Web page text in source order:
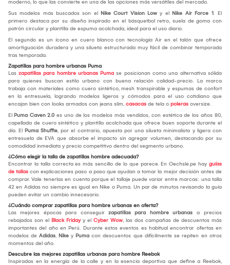
moderno, lo que las convierte en una de las opciones más versátiles del mercado.
Sus modelos más buscados son el Nike Court Vision Low y el Nike Air Force 1. El
primero destaca por su diseño inspirado en el básquetbol retro, suela de goma con
patrón circular y plantilla de espuma acolchada, ideal para el uso diario.
El segundo es un ícono en cuero blanco con tecnología Air en el talón que ofrece
amortiguación duradera y una silueta estructurada muy fácil de combinar temporada
tras temporada.
Zapatillas para hombre urbanas Puma
Las zapatillas para hombre urbanas Puma se posicionan como una alternativa sólida
para quienes buscan estilo urbano con buena relación calidad-precio. La marca
trabaja con materiales como cuero sintético, mesh transpirable y espumas de confort
en la entresuela, logrando modelos ligeros y cómodos para el uso cotidiano que
encajan bien con looks armados con jeans slim, casacas de tela o poleras oversize.
El Puma Caven 2.0 es uno de los modelos más vendidos, con estética de los años 80,
capellada de cuero sintético y plantilla acolchada que ofrece buen soporte durante el
día. El Puma Shuffle, por el contrario, apuesta por una silueta minimalista y ligera con
entresuela de EVA que absorbe el impacto sin agregar volumen, destacando por su
comodidad inmediata y precio competitivo dentro del segmento urbano.
¿Cómo elegir la talla de zapatillas hombre adecuada?
Encontrar la talla correcta es más sencillo de lo que parece. En Oechsle.pe hay guías
de tallas con explicaciones paso a paso que ayudan a tomar la mejor decisión antes de
comprar. Vale tenerlas en cuenta porque el tallaje puede variar entre marcas: una talla
42 en Adidas no siempre es igual en Nike o Puma. Un par de minutos revisando la guía
pueden evitar un cambio innecesario.
¿Cuándo comprar zapatillas para hombre urbanas en oferta?
Las mejores épocas para conseguir zapatillas para hombre urbanas a precios
rebajados son el Black Fridayy el Cyber Wow, las dos campañas de descuentos más
importantes del año en Perú. Durante estos eventos es habitual encontrar ofertas en
modelos de Adidas, Nike y Puma con descuentos que difícilmente se repiten en otros
momentos del año.
Descubre las mejores zapatillas urbanas para hombre Reebok
Inspiradas en la energía de la calle y en la esencia deportiva que define a Reebok,